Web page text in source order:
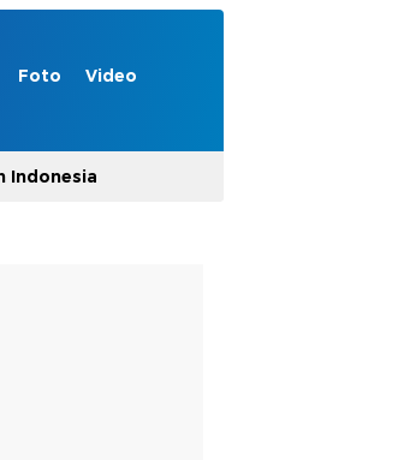
Foto Video
Indonesia